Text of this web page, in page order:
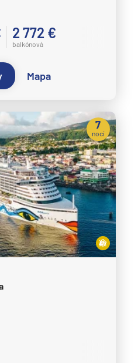
2 772 €
balkónová
Mapa
7
nocí